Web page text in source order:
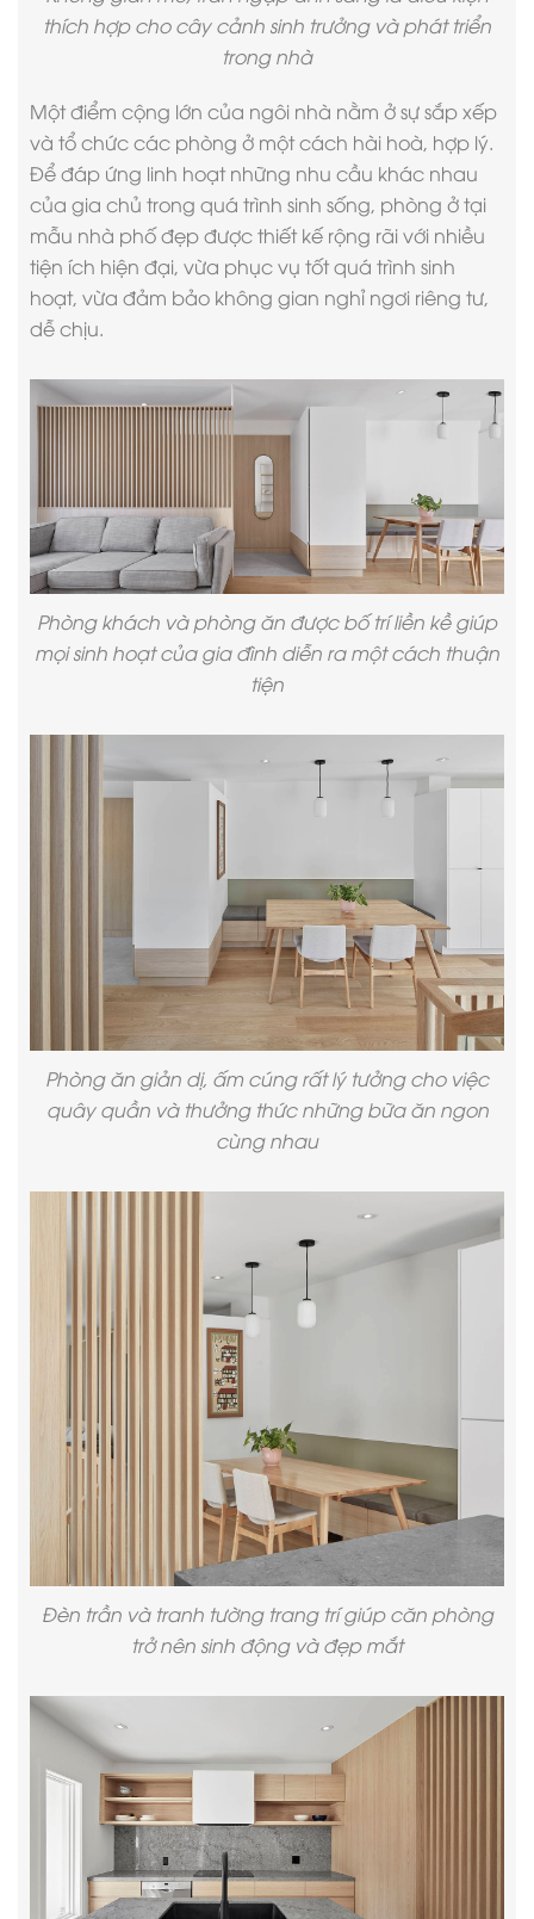
thích hợp cho cây cảnh sinh trưởng và phát triển
trong nhà
Một điểm cộng lớn của ngôi nhà nằm ở sự sắp xếp
và tổ chức các phòng ở một cách hài hoà, hợp lý.
Để đáp ứng linh hoạt những nhu cầu khác nhau
của gia chủ trong quá trình sinh sống, phòng ở tại
mẫu nhà phố đẹpđược thiết kế rộng rãi với nhiều
tiện ích hiện đại, vừa phục vụ tốt quá trình sinh
hoạt, vừa đảm bảo không gian nghỉ ngơi riêng tư,
dễ chịu.
Phòng khách và phòng ăn được bố trí liền kề giúp
mọi sinh hoạt của gia đình diễn ra một cách thuận
tiện
Phòng ăn giản dị, ấm cúng rất lý tưởng cho việc
quây quần và thưởng thức những bữa ăn ngon
cùng nhau
Đèn trần và tranh tường trang trí giúp căn phòng
trở nên sinh động và đẹp mắt